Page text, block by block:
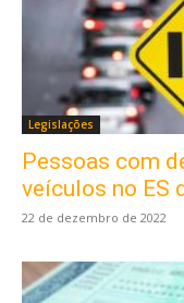
Legislações
Pessoas com
veículos no ES
22 de dezembro de 2022